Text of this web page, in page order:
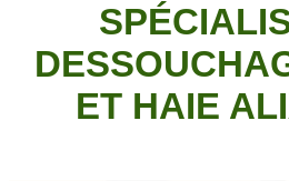
ET HAIE